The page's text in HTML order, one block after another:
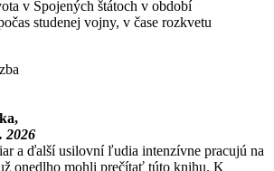
v Spojených štátoch v období
studenej vojny, v čase rozkvetu
2026
a ďalší usilovní ľudia intenzívne pracujú na
onedlho mohli prečítať túto knihu. K